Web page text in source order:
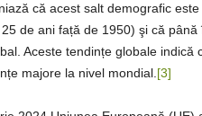
că acest salt demografic
de ani față de 1950) şi că
Aceste tendințe globale
majore la nivel mondial. [3]